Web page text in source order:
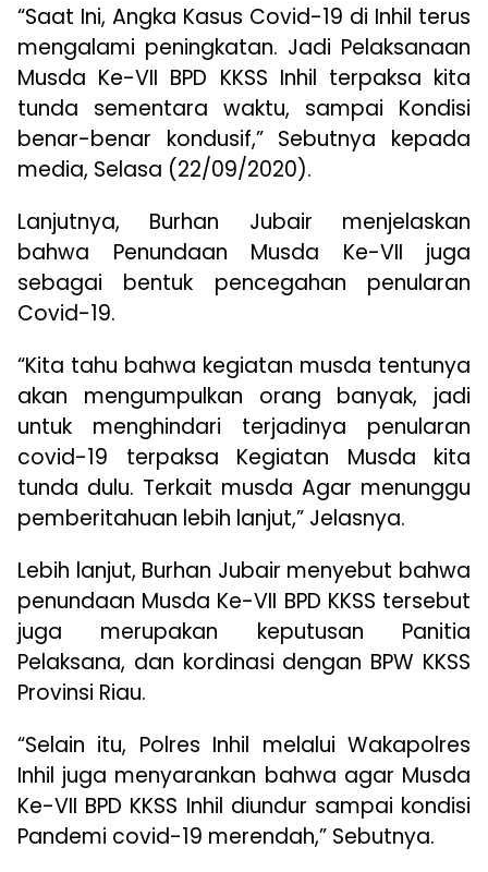
“Saat Ini, Angka Kasus Covid-19 di Inhil terus
mengalami peningkatan. Jadi Pelaksanaan
Musda Ke-VII BPD KKSS Inhil terpaksa kita
tunda sementara waktu, sampai Kondisi
benar-benar kondusif,” Sebutnya kepada
media, Selasa (22/09/2020).
Lanjutnya, Burhan Jubair menjelaskan
bahwa Penundaan Musda Ke-VII juga
sebagai bentuk pencegahan penularan
Covid-19.
“Kita tahu bahwa kegiatan musda tentunya
akan mengumpulkan orang banyak, jadi
untuk menghindari terjadinya penularan
covid-19 terpaksa Kegiatan Musda kita
tunda dulu. Terkait musda Agar menunggu
pemberitahuan lebih lanjut,” Jelasnya.
Lebih lanjut, Burhan Jubair menyebut bahwa
penundaan Musda Ke-VII BPD KKSS tersebut
juga merupakan keputusan Panitia
Pelaksana, dan kordinasi dengan BPW KKSS
Provinsi Riau.
“Selain itu, Polres Inhil melalui Wakapolres
Inhil juga menyarankan bahwa agar Musda
Ke-VII BPD KKSS Inhil diundur sampai kondisi
Pandemi covid-19 merendah,” Sebutnya.